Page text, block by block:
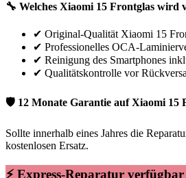
🔧 Welches Xiaomi 15 Frontglas wird
✔ Original-Qualität Xiaomi 15
✔ Professionelles OCA-
✔ Reinigung des Smartphones
✔ Qualitätskontrolle vor
🛡 12 Monate Garantie aufXiaomi 15
Sollte innerhalb eines Jahres die
kostenlosen Ersatz.
⚡ Express-Reparatur verfügbar